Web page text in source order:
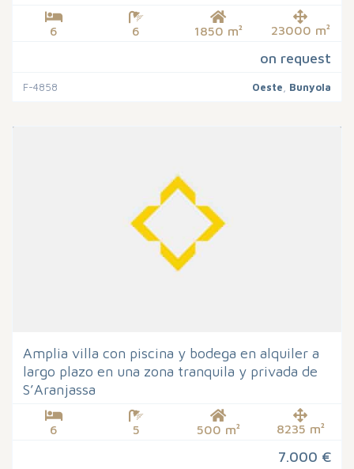
6 6 1850 m² 23000 m²
on request
F-4858 Oeste Bunyola
Amplia villa con piscina y bodega en alquiler a
largo plazo en una zona tranquila y privada de
S’Aranjassa
6 5 500 m² 8235 m²
7.000 €